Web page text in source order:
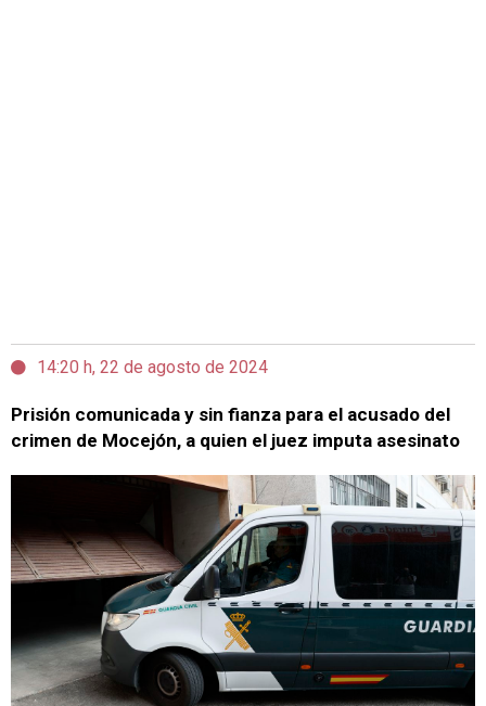
14:20 h, 22 de agosto de 2024
Prisión comunicada y sin fianza para el acusado del
crimen de Mocejón, a quien el juez imputa asesinato